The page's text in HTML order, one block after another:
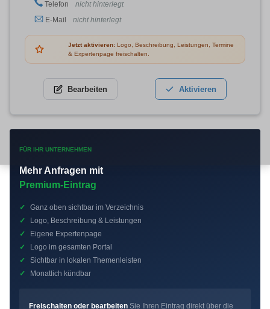
Telefon
nicht hinterlegt
E-Mail
nicht hinterlegt
Jetzt aktivieren: Logo, Beschreibung, Leistungen, Termine
& Expertenpage freischalten.
Bearbeiten Aktivieren
FÜR IHR UNTERNEHMEN
Mehr Anfragen mit
Premium-Eintrag
✓
Ganz oben sichtbar im Verzeichnis
✓
Logo, Beschreibung & Leistungen
✓
Eigene Expertenpage
✓
Logo im gesamten Portal
✓
Sichtbar in lokalen Themenleisten
✓
Monatlich kündbar
Freischalten oder bearbeiten Sie Ihren Eintrag direkt über die